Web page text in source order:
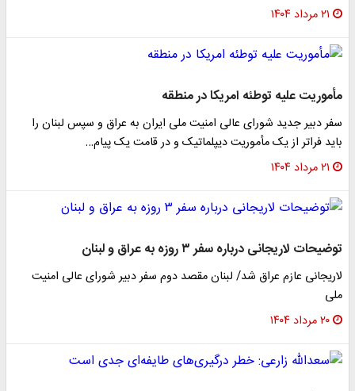
۲۱ مرداد ۱۴۰۴
مأموریت علیه توطئه امریکا در منطقه
سفر دبیر جدید شورای عالی امنیت ملی ایران به عراق و سپس لبنان را
باید فراتر از یک مأموریت دیپلماتیک و در قامت یک پیام…
۲۱ مرداد ۱۴۰۴
توضیحات لاریجانی درباره سفر ۳ روزه به عراق و لبنان
لاریجانی عازم عراق شد/ لبنان مقصد دوم سفر دبیر شورای عالی امنیت
ملی
۲۰ مرداد ۱۴۰۴